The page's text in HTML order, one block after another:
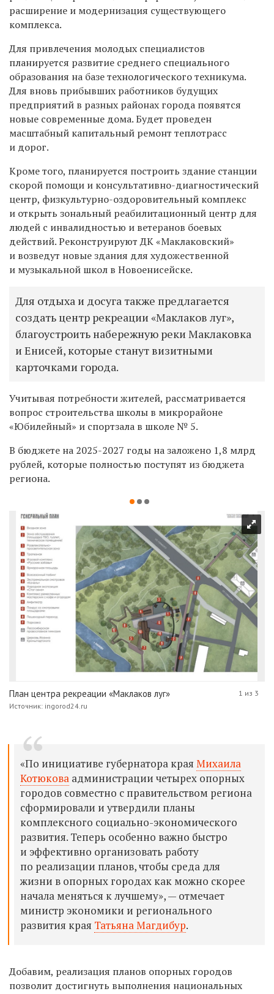
расширение и модернизация существующего
комплекса.
Для привлечения молодых специалистов
планируется развитие среднего специального
образования на базе технологического техникума.
Для вновь прибывших работников будущих
предприятий в разных районах города появятся
новые современные дома.Будет проведен
масштабный капитальный ремонт теплотрасс
и дорог.
Кроме того, планируется построить здание станции
скорой помощи и консультативно-диагностический
центр, физкультурно-оздоровительный комплекс
и открыть зональный реабилитационный центр для
людей с инвалидностью и ветеранов боевых
действий. Реконструируют ДК«Маклаковский»
и возведут новые здания для художественной
и музыкальной школ в Новоенисейске.
Для отдыха и досуга также предлагается
создать центр рекреации «Маклаков луг»,
благоустроить набережную реки Маклаковка
и Енисей, которые станут визитными
карточками города.
Учитывая потребности жителей, рассматривается
вопрос строительства школы в микрорайоне
«Юбилейный» и спортзала в школе № 5.
В бюджете на 2025-2027 годы на заложено 1,8 млрд
рублей, которые полностью поступят из бюджета
региона.
План центра рекреации «Маклаков луг»
Источник: ingorod24.ru
1 из 3
«По инициативе губернатора края Михаила
Котюкова администрации четырех опорных
городов совместно с правительством региона
сформировали и утвердили планы
комплексного социально-экономического
развития. Теперь особенно важно быстро
и эффективно организовать работу
по реализации планов, чтобы среда для
жизни в опорных городах как можно скорее
начала меняться к лучшему», — отмечает
министр экономики и регионального
развития края Татьяна Магдибур.
Добавим, реализация планов опорных городов
позволит достигнуть выполнения национальных